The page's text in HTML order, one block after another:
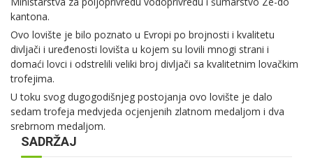
kantona.
Ovo lovište je bilo poznato u Evropi po brojnosti i kvalitetu
divljači i uređenosti lovišta u kojem su lovili mnogi strani i
domaći lovci i odstrelili veliki broj divljači sa kvalitetnim lovačkim
trofejima.
U toku svog dugogodišnjeg postojanja ovo lovište je dalo
sedam trofeja medvjeda ocjenjenih zlatnom medaljom i dva
srebrnom medaljom.
SADRŽAJ